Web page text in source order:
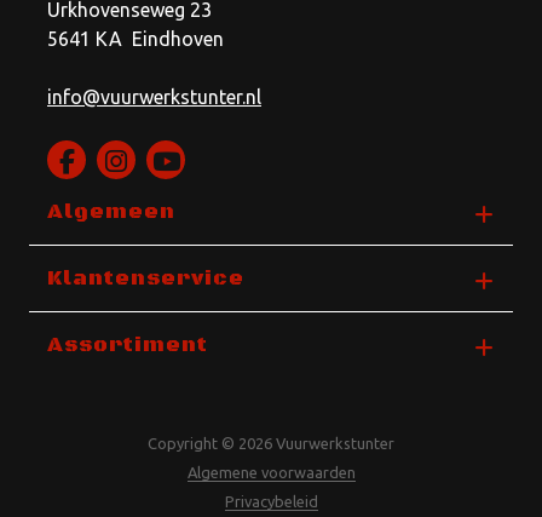
Urkhovenseweg 23
5641 KA Eindhoven
info@vuurwerkstunter.nl
Algemeen
Klantenservice
Assortiment
Copyright © 2026 Vuurwerkstunter
Algemene voorwaarden
Privacybeleid